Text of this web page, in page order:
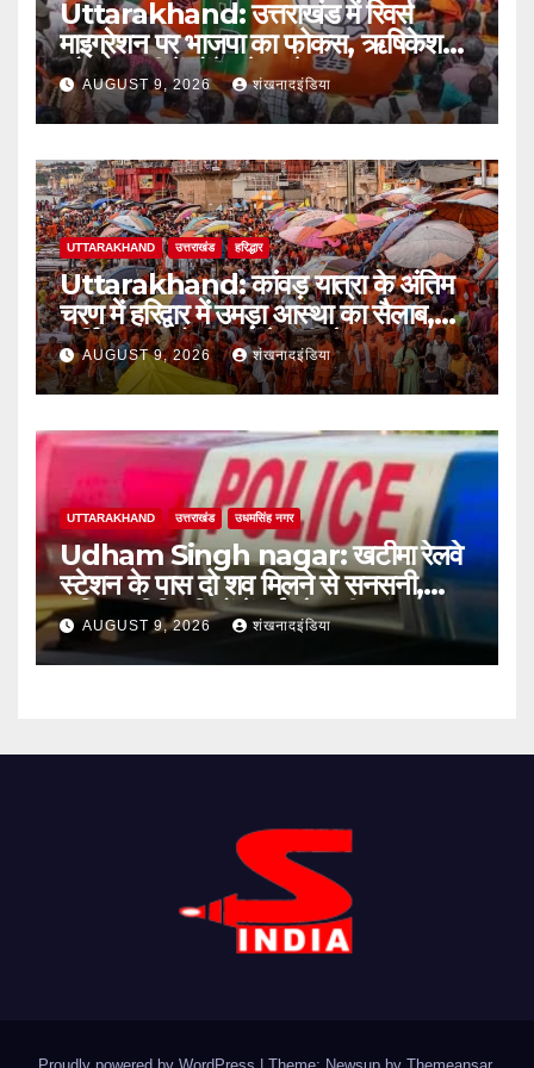
Uttarakhand: उत्तराखंड में रिवर्स
माइग्रेशन पर भाजपा का फोकस, ऋषिकेश
और हल्द्वानी में होंगे बड़े सम्मेलन
AUGUST 9, 2026 शंखनादइंडिया
UTTARAKHAND उत्तराखंड हरिद्धार
Uttarakhand: कांवड़ यात्रा के अंतिम
चरण में हरिद्वार में उमड़ा आस्था का सैलाब,
पार्किंग फुल तो बाजारों में बढ़ी रौनक
AUGUST 9, 2026 शंखनादइंडिया
UTTARAKHAND उत्तराखंड उधमसिंह नगर
Udham Singh nagar: खटीमा रेलवे
स्टेशन के पास दो शव मिलने से सनसनी,
संदिग्ध परिस्थितियों में हुई मौत की जांच शुरू
AUGUST 9, 2026 शंखनादइंडिया